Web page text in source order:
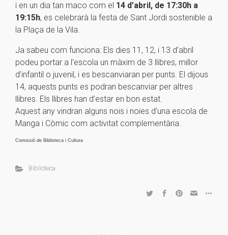
i en un dia tan maco com el 14 d’abril, de 17:30h a
19:15h, es celebrarà la festa de Sant Jordi sostenible a
la Plaça de la Vila.
Ja sabeu com funciona: Els dies 11, 12, i 13 d’abril
podeu portar a l’escola un màxim de 3 llibres, millor
d’infantil o juvenil, i es bescanviaran per punts. El dijous
14, aquests punts es podran bescanviar per altres
llibres. Els llibres han d’estar en bon estat.
Aquest any vindran alguns nois i noies d’una escola de
Manga i Còmic com activitat complementària.
Comissió de Biblioteca i Cultura
Biblioteca